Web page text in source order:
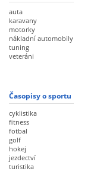
auta
karavany
motorky
nákladní automobily
tuning
veteráni
Časopisy o sportu
cyklistika
fitness
fotbal
golf
hokej
jezdectví
turistika